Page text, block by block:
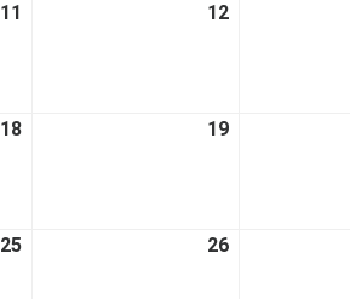
11 12
18 19
25 26